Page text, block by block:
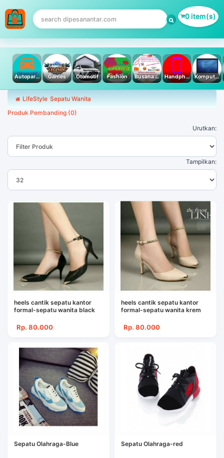
0 item(s)
Autoparts Games Otomotif Fashion Busana Muslim Handphone & Tablet Komputer PC & Laptop
LifeStyle Sepatu Wanita
Produk Pembanding (0)
Urutkan:
Tampilkan:
heels cantik sepatu kantor
formal-sepatu wanita black
Rp. 80.000
heels cantik sepatu kantor
formal-sepatu wanita krem
Rp. 80.000
Sepatu Olahraga-Blue Sepatu Olahraga-red